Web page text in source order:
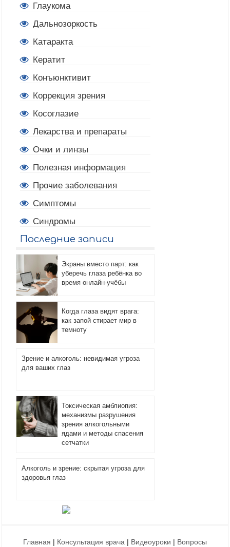
Глаукома
Дальнозоркость
Катаракта
Кератит
Конъюнктивит
Коррекция зрения
Косоглазие
Лекарства и препараты
Очки и линзы
Полезная информация
Прочие заболевания
Симптомы
Синдромы
Последние записи
Экраны вместо парт: как
уберечь глаза ребёнка во
время онлайн-учёбы
Когда глаза видят врага:
как запой стирает мир в
темноту
Зрение и алкоголь: невидимая угроза
для ваших глаз
Токсическая амблиопия:
механизмы разрушения
зрения алкогольными
ядами и методы спасения
сетчатки
Алкоголь и зрение: скрытая угроза для
здоровья глаз
Главная | Консультация врача | Видеоуроки | Вопросы